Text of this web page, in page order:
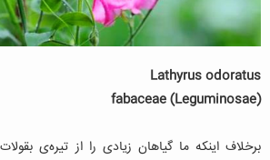
Lathyrus odoratus
fabaceae (Leguminosae)
برخلاف اینکه ما گیاهان زیادی را از تیره‌ی